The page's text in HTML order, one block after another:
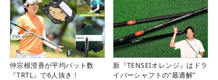
仲宗根澄香が平均パット数
『TRTL』で6人抜き！
新『TENSEIオレンジ』はドラ
イバーシャフトの“最適解”